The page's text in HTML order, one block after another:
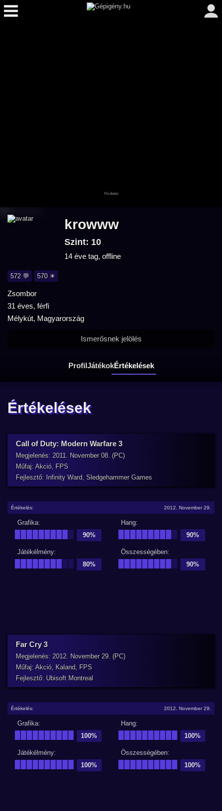
krowww
Szint: 10
14 éve tag, offline
572 💬 570 ☀
Zsombor
31 éves, férfi
Mélykút, Magyarország
ProfilJátékokÉrtékelések
Ismerősnek jelölés
Értékelések
Call of Duty: Modern Warfare 3
Megjelenés: 2011. November 08. (PC)
Műfaj: Akció, FPS
Fejlesztő: Infinity Ward, Sledgehammer Games
Értékelés: 2012. November 29.
Grafika:
90%
Hang:
90%
Játékélmény:
80%
Összességében:
90%
Far Cry 3
Megjelenés: 2012. November 29. (PC)
Műfaj: Akció, Kaland, FPS
Fejlesztő: Ubisoft Montreal
Értékelés: 2012. November 29.
Grafika:
100%
Hang:
100%
Játékélmény:
100%
Összességében:
100%